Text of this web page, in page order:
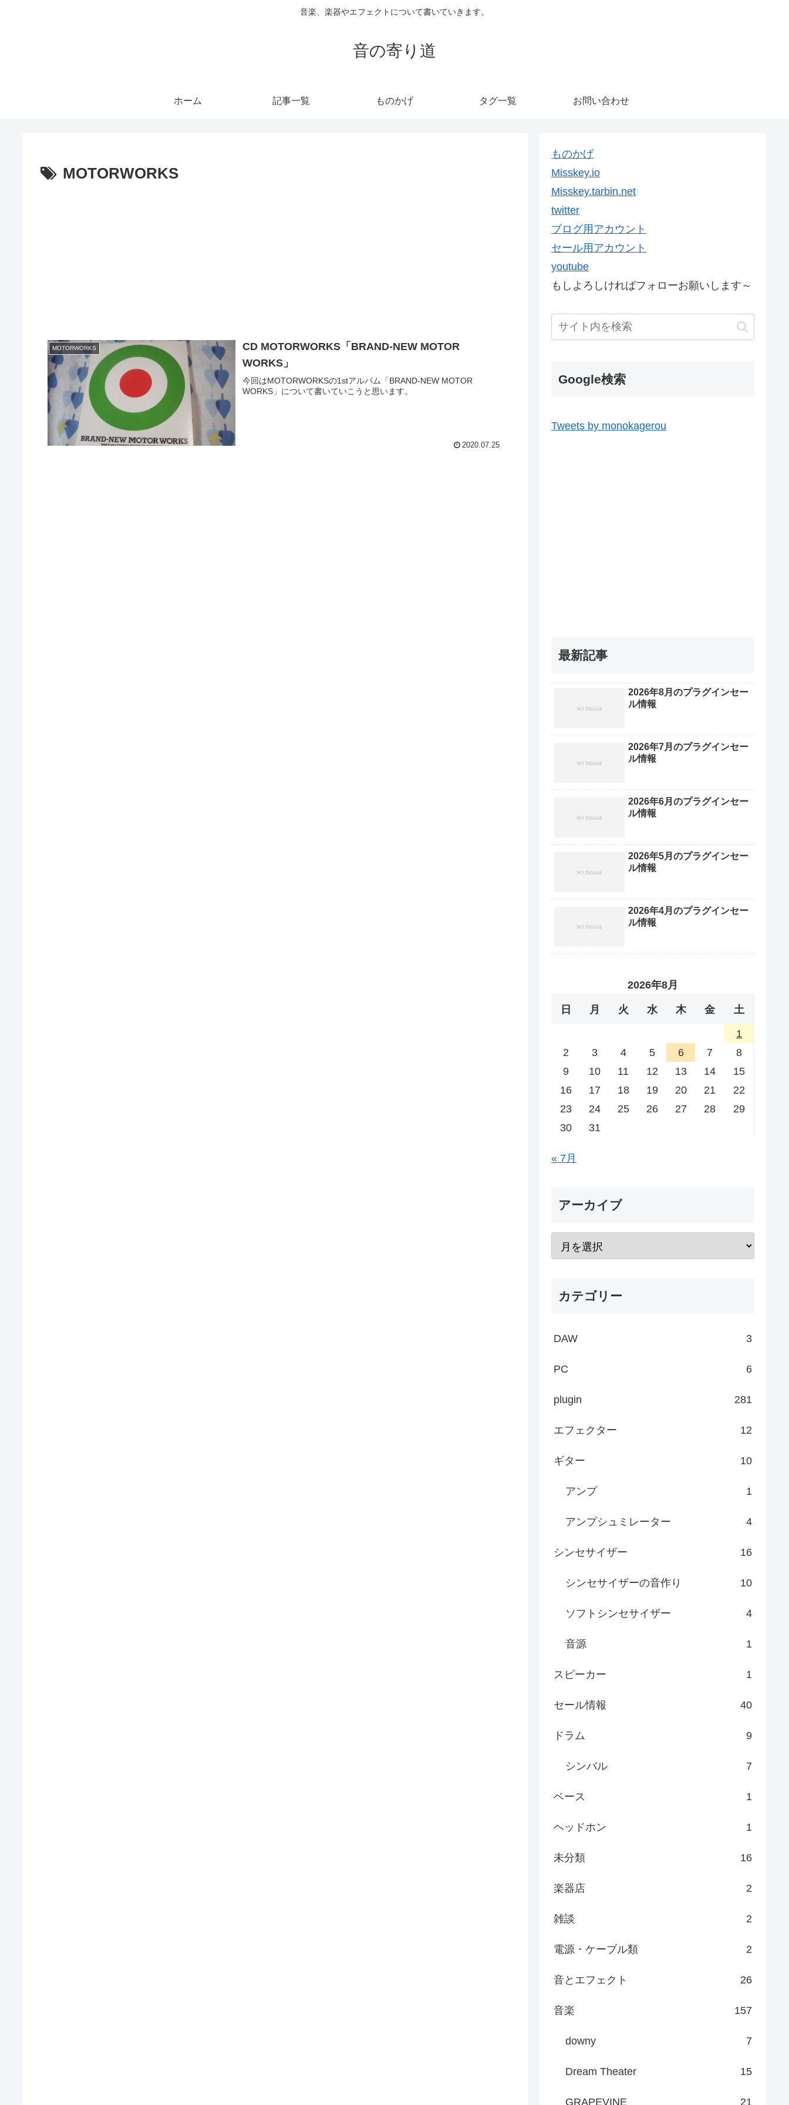
音楽、楽器やエフェクトについて書いていきます。
音の寄り道
ホーム 記事一覧 ものかげ タグ一覧 お問い合わせ
MOTORWORKS
MOTORWORKS
CD MOTORWORKS「BRAND-NEW MOTOR
WORKS」
今回はMOTORWORKSの1stアルバム「BRAND-NEW MOTOR
WORKS」について書いていこうと思います。
2020.07.25
ものかげ
Misskey.io
Misskey.tarbin.net
twitter
ブログ用アカウント
セール用アカウント
youtube
もしよろしければフォローお願いします～
Google検索
Tweets by monokagerou
最新記事
2026年8月のプラグインセー
ル情報
2026年7月のプラグインセー
ル情報
2026年6月のプラグインセー
ル情報
2026年5月のプラグインセー
ル情報
2026年4月のプラグインセー
ル情報
2026年8月
日 月 火 水 木 金 土
1
2
3 4 5 6 7
8
9
10 11 12 13 14
15
16
17 18 19 20 21
22
23
24 25 26 27 28
29
30
31
« 7月
アーカイブ
カテゴリー
DAW 3
PC 6
plugin 281
エフェクター 12
ギター 10
アンプ 1
アンプシュミレーター 4
シンセサイザー 16
シンセサイザーの音作り 10
ソフトシンセサイザー 4
音源 1
スピーカー 1
セール情報 40
ドラム 9
シンバル 7
ベース 1
ヘッドホン 1
未分類 16
楽器店 2
雑談 2
電源・ケーブル類 2
音とエフェクト 26
音楽 157
downy 7
Dream Theater 15
GRAPEVINE 21